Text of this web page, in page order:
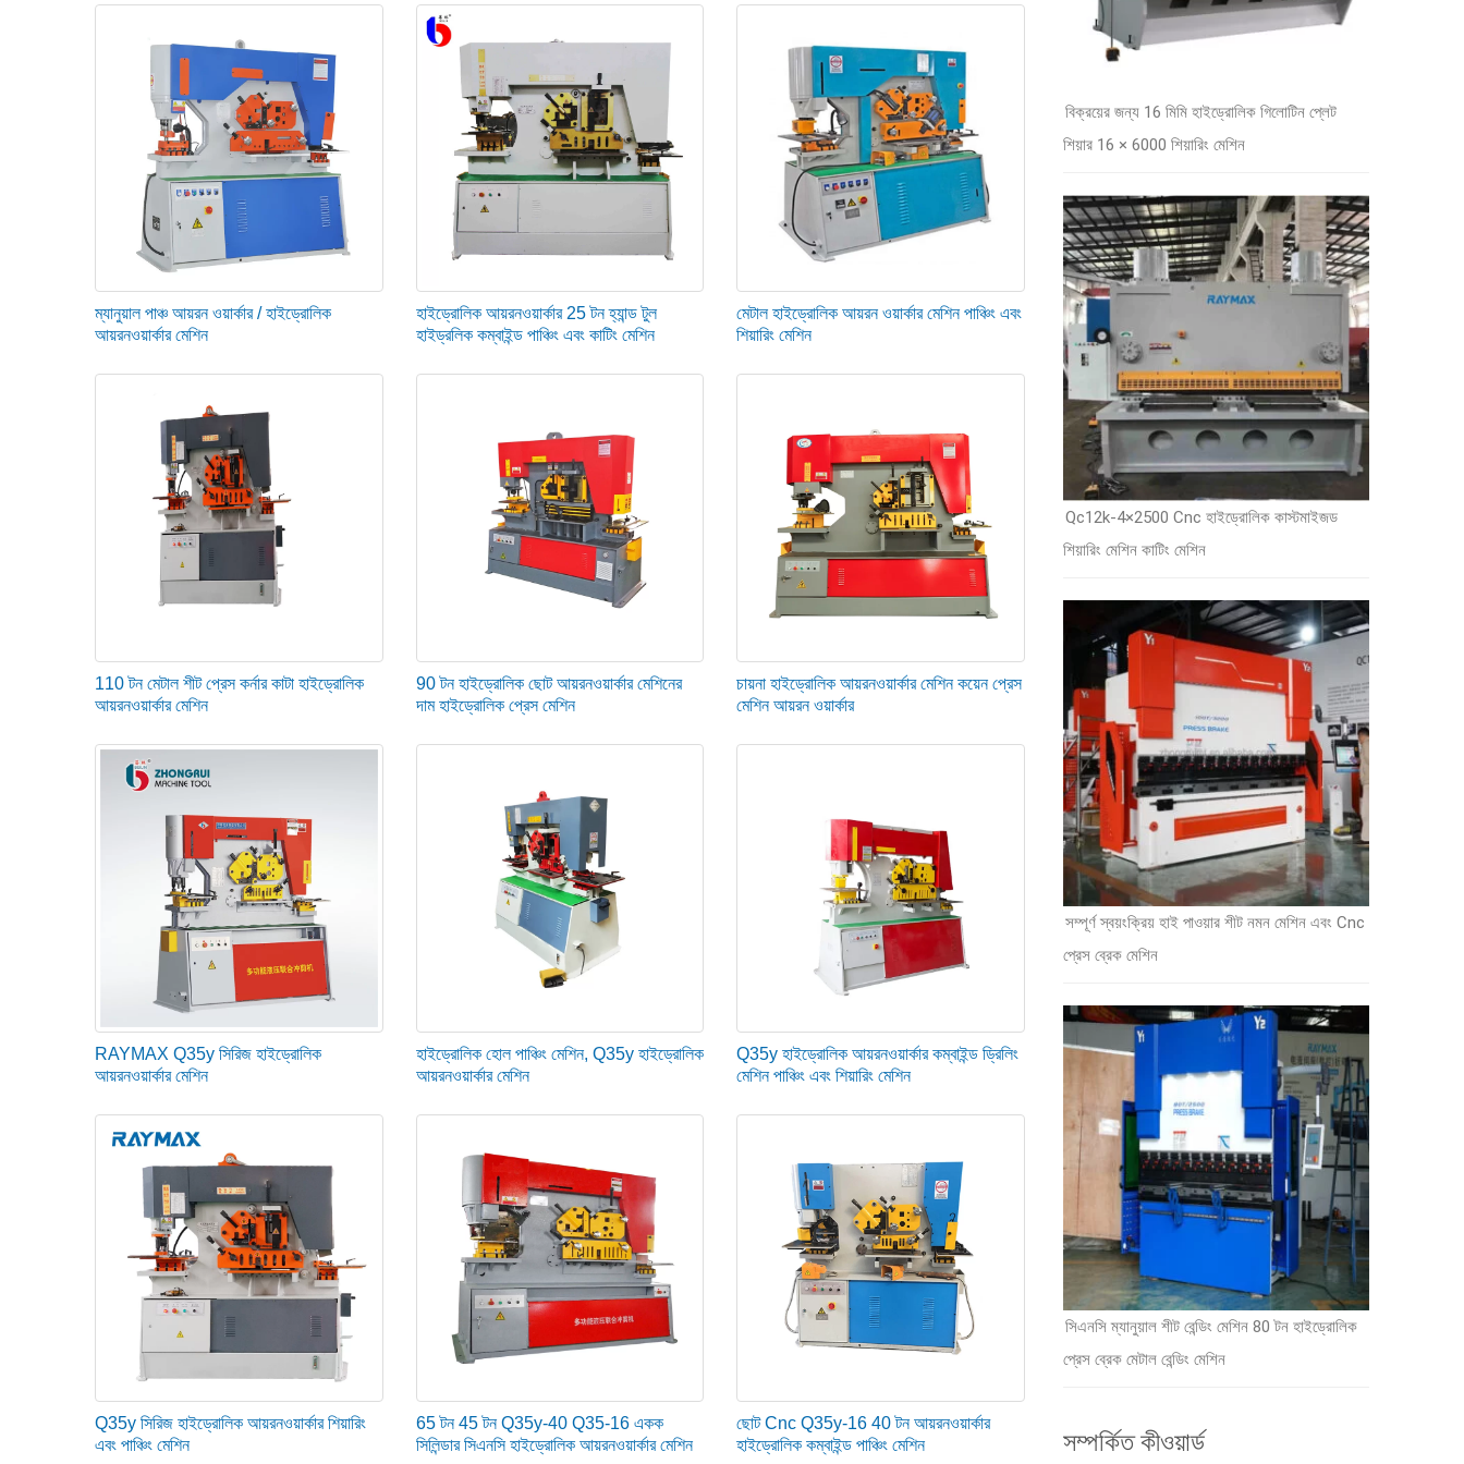
বৈদ্যুতিক নিরোধক এবং পৃথিবী অবশ্যই ভাল অবস্থায় থাকতে হবে।
পাঞ্চিং এবং নচিং কাজ একই সাথে করা উচিত নয়।
ওভারলোড অপারেশন সঞ্চালন করবেন না.
ব্লেডের সব প্রান্ত ধারালো রাখুন।
ঢালাইয়ের দাগ এবং দাগগুলিকে খোঁচা বা কাটার জন্য প্লেটের পৃষ্ঠে থাকা উচিত নয়।
নিরাপদ খোঁচা এবং কাটার কাজ নিশ্চিত করতে হাইড্রোলিক আয়রনওয়ার্কার মেশিনের কাটিং ক্ষমতার মধ্যে থাকা উপাদানের যে কোনও বেধ অনুসারে হোল্ড-ডাউন ইউনিটটি সামঞ্জস্য করা উচিত।
ব্লেড প্রতিস্থাপন করার পরে, তাদের ক্লিয়ারেন্স পুনরায় পরীক্ষা করা উচিত, প্রয়োজন হিসাবে এটি সামঞ্জস্য করুন।
অপারেটরকে মেশিনের অপারেশন ম্যানুয়ালের সাথে পরিচিত হতে হবে এবং নির্দিষ্ট অপারেটিং কৌশলের অধিকারী হতে হবে।
সমস্ত যন্ত্রাংশের সংযোগগুলি নিয়মিত ভাল অবস্থায় আছে কিনা তা পরীক্ষা করুন, যদি অস্বাভাবিক পরিস্থিতি পাওয়া যায় তবে সময়মতো মেরামত করার জন্য মেশিনটি বন্ধ করা উচিত।
কাজের পৃষ্ঠের ক্ষতি এড়াতে কাজের সময় অনুযায়ী সমস্ত লুব্রিকেটিং পয়েন্ট লুব্রিকেট করুন।
জলবাহী তরল স্তর নিয়মিত পরীক্ষা করুন. আপনার প্রথম 30 ঘন্টা ব্যবহারের পরে এবং তারপরে প্রতি 1000 ঘন্টা পরে আপনার আয়রনওয়ার্কারে বাহ্যিক তেল ফিল্টারটি প্রতিস্থাপন করুন। প্রতি 5000 ঘন্টা আপনার জলবাহী তেল পরিবর্তন করুন.
অপারেটিং সেন্টারে তৈলাক্তকরণ এবং স্নাগনেসের জন্য পর্যায়ক্রমে গিব-পিনগুলি পরীক্ষা করুন। ব্লেড ক্লিয়ারেন্স বজায় রাখতে গিব-পিন এবং লকিং নাট শক্ত করুন।
ম্যানুয়াল পাঞ্চ আয়রন ওয়ার্কার / হাইড্রোলিক
আয়রনওয়ার্কার মেশিন
হাইড্রোলিক আয়রনওয়ার্কার 25 টন হ্যান্ড টুল
হাইড্রলিক কম্বাইন্ড পাঞ্চিং এবং কাটিং মেশিন
মেটাল হাইড্রোলিক আয়রন ওয়ার্কার মেশিন পাঞ্চিং এবং
শিয়ারিং মেশিন
110 টন মেটাল শীট প্রেস কর্নার কাটা হাইড্রোলিক
আয়রনওয়ার্কার মেশিন
90 টন হাইড্রোলিক ছোট আয়রনওয়ার্কার মেশিনের
দাম হাইড্রোলিক প্রেস মেশিন
চায়না হাইড্রোলিক আয়রনওয়ার্কার মেশিন কয়েন প্রেস
মেশিন আয়রন ওয়ার্কার
RAYMAX Q35y সিরিজ হাইড্রোলিক
আয়রনওয়ার্কার মেশিন
হাইড্রোলিক হোল পাঞ্চিং মেশিন, Q35y হাইড্রোলিক
আয়রনওয়ার্কার মেশিন
Q35y হাইড্রোলিক আয়রনওয়ার্কার কম্বাইন্ড ড্রিলিং
মেশিন পাঞ্চিং এবং শিয়ারিং মেশিন
Q35y সিরিজ হাইড্রোলিক আয়রনওয়ার্কার শিয়ারিং
এবং পাঞ্চিং মেশিন
65 টন 45 টন Q35y-40 Q35-16 একক
সিলিন্ডার সিএনসি হাইড্রোলিক আয়রনওয়ার্কার মেশিন
ছোট Cnc Q35y-16 40 টন আয়রনওয়ার্কার
হাইড্রোলিক কম্বাইন্ড পাঞ্চিং মেশিন
বিক্রয়ের জন্য 16 মিমি হাইড্রোলিক গিলোটিন প্লেট
শিয়ার 16 × 6000 শিয়ারিং মেশিন
Qc12k-4×2500 Cnc হাইড্রোলিক কাস্টমাইজড
শিয়ারিং মেশিন কাটিং মেশিন
সম্পূর্ণ স্বয়ংক্রিয় হাই পাওয়ার শীট নমন মেশিন এবং Cnc
প্রেস ব্রেক মেশিন
সিএনসি ম্যানুয়াল শীট বেন্ডিং মেশিন 80 টন হাইড্রোলিক
প্রেস ব্রেক মেটাল বেন্ডিং মেশিন
সম্পর্কিত কীওয়ার্ড